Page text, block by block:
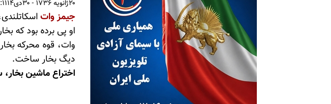
۲۰ژانویه ۱۷۳۶ - ۳۰دی۱۱۱۴:
جیمز وات اسکاتلندی،
او پی برده بود که
وات، قوه محرکه
دیگ بخار ساخت.
اختراع ماشین